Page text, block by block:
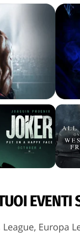
EVENTI
League, Europa